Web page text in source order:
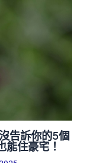
告訴你的5個
能住豪宅！